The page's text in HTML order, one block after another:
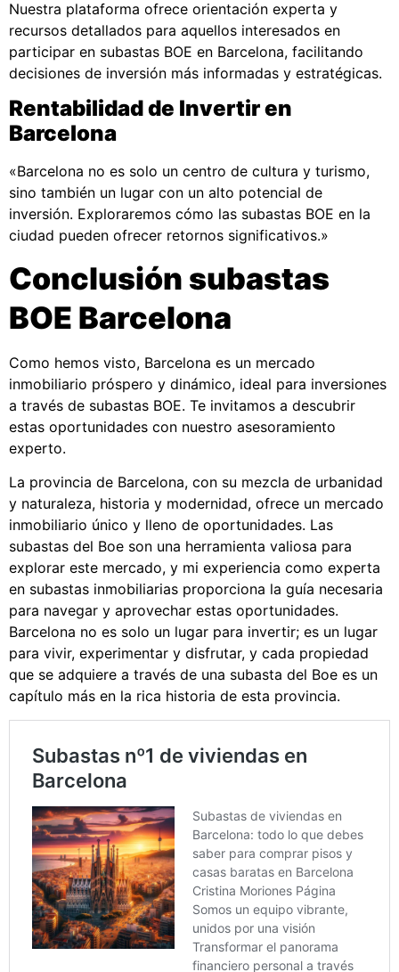
Nuestra plataforma ofrece orientación experta y
recursos detallados para aquellos interesados en
participar en subastas BOE en Barcelona, facilitando
decisiones de inversión más informadas y estratégicas.
Rentabilidad de Invertir en
Barcelona
«Barcelona no es solo un centro de cultura y turismo,
sino también un lugar con un alto potencial de
inversión. Exploraremos cómo las subastas BOE en la
ciudad pueden ofrecer retornos significativos.»
Conclusión subastas
BOE Barcelona
Como hemos visto, Barcelona es un mercado
inmobiliario próspero y dinámico, ideal para inversiones
a través de subastas BOE. Te invitamos a descubrir
estas oportunidades con nuestro asesoramiento
experto.
La provincia de Barcelona, con su mezcla de urbanidad
y naturaleza, historia y modernidad, ofrece un mercado
inmobiliario único y lleno de oportunidades. Las
subastas del Boe son una herramienta valiosa para
explorar este mercado, y mi experiencia como experta
en subastas inmobiliarias proporciona la guía necesaria
para navegar y aprovechar estas oportunidades.
Barcelona no es solo un lugar para invertir; es un lugar
para vivir, experimentar y disfrutar, y cada propiedad
que se adquiere a través de una subasta del Boe es un
capítulo más en la rica historia de esta provincia.